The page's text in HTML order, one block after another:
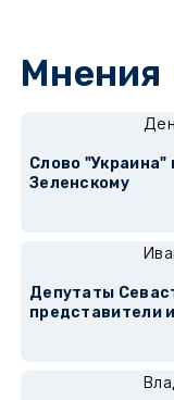
Мнения
Слово
Зеленскому
Депутаты
представители